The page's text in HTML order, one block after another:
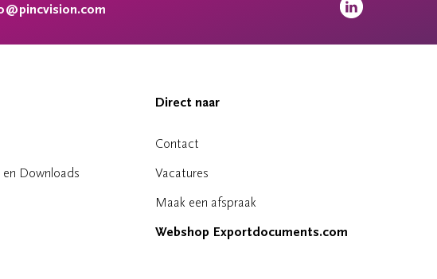
Downloads
Direct naar
Contact
Vacatures
Maak een afspraak
Webshop Exportdocuments.com